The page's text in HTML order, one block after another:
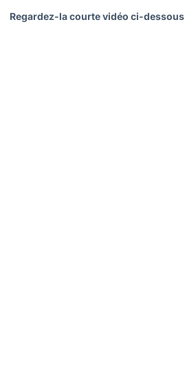
Regardez-la courte vidéo ci-dessous